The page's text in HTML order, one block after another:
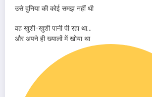
उसे दुनिया की कोई समझ नहीं थी
वह खुशी-खुशी पानी पी रहा था…
और अपने ही ख्यालों में खोया था